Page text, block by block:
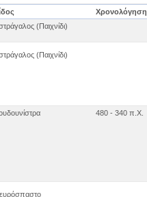
Χρονολόγηση
(Παιχνίδι)
(Παιχνίδι)
480 - 340 π.Χ.